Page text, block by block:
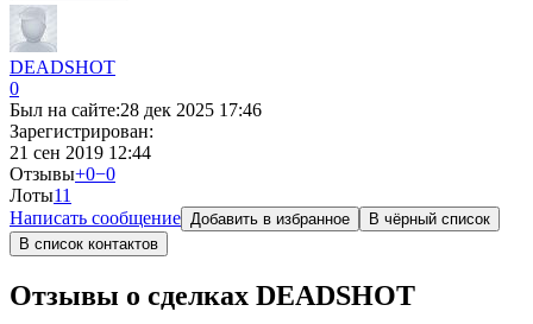
DEADSHOT
0
Был на сайте:28 дек 2025 17:46
Зарегистрирован:
21 сен 2019 12:44
Отзывы+0−0
Лоты11
Написать сообщение Добавить в избранное
В чёрный список
В список контактов
Отзывы о сделках DEADSHOT